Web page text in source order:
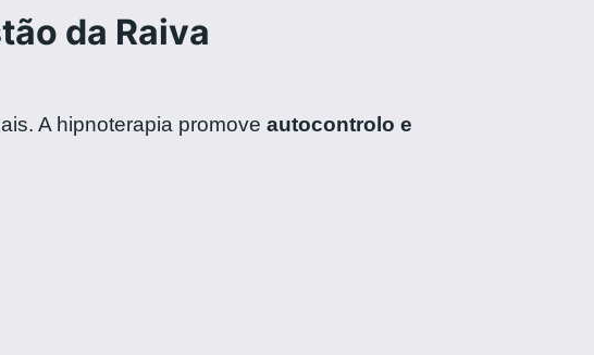
da Raiva
A hipnoterapia promove autocontrolo e